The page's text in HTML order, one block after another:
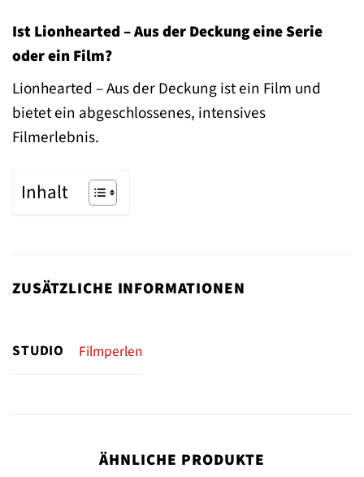
Ist Lionhearted – Aus der Deckung eine Serie
oder ein Film?
Lionhearted – Aus der Deckung ist ein Film und
bietet ein abgeschlossenes, intensives
Filmerlebnis.
Inhalt
ZUSÄTZLICHE INFORMATIONEN
STUDIO Filmperlen
ÄHNLICHE PRODUKTE